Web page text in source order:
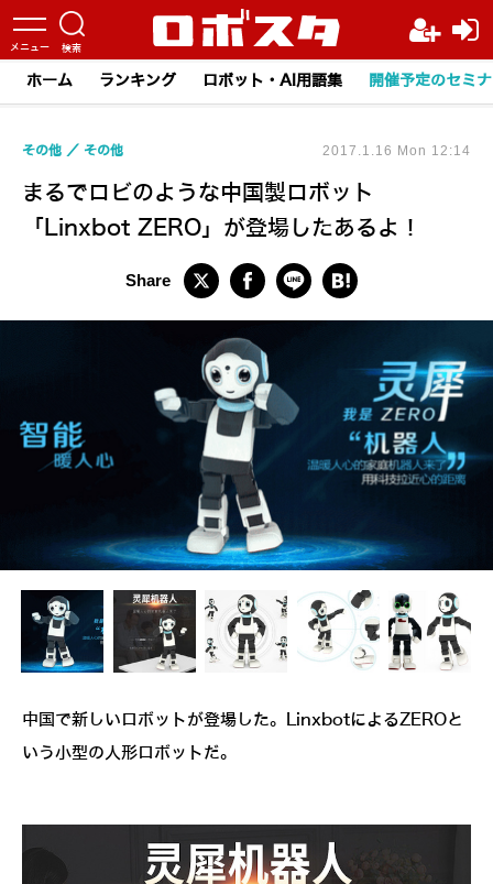
ホーム ランキング ロボット・AI用語集 開催予定のセミ
まるでロビのような中国製ロボット
「Linxbot ZERO」が登場したあるよ！
その他 その他 2017.1.16 Mon 12:14
中国で新しいロボットが登場した。LinxbotによるZEROと
いう小型の人形ロボットだ。